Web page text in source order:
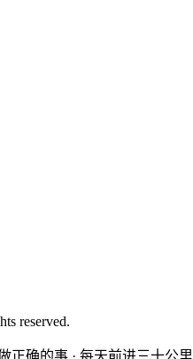
reserved.